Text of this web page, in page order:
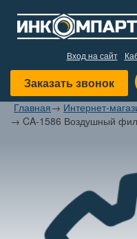
Вход на сайт
Заказать звонок
Главная→ Интернет-
→ CA-1586 Воздушный